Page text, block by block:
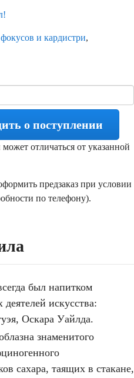
и кардистри,
о поступлении
отличаться от указанной
предзаказ при условии
по телефону).
был напитком
искусства:
Оскара Уайлда.
знаменитого
сахара, таящих в стакане,